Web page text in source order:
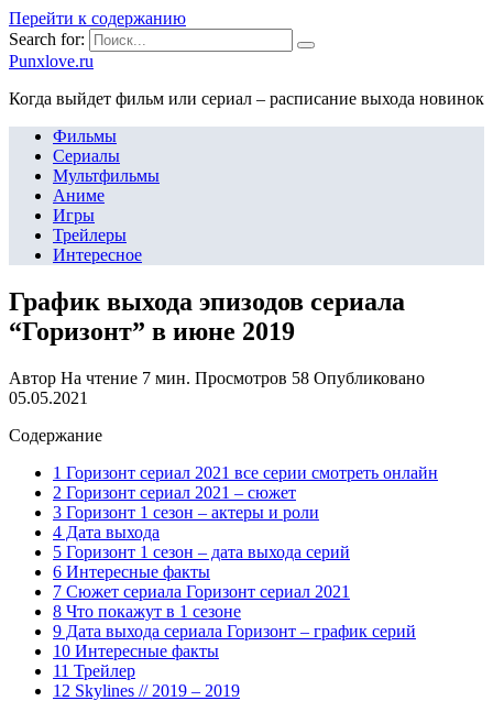
Перейти к содержанию
Search for:
Punxlove.ru
Когда выйдет фильм или сериал – расписание выхода новинок
Фильмы
Сериалы
Мультфильмы
Аниме
Игры
Трейлеры
Интересное
График выхода эпизодов сериала
“Горизонт” в июне 2019
Автор На чтение 7 мин. Просмотров 58 Опубликовано
05.05.2021
Содержание
1 Горизонт сериал 2021 все серии смотреть онлайн
2 Горизонт сериал 2021 – сюжет
3 Горизонт 1 сезон – актеры и роли
4 Дата выхода
5 Горизонт 1 сезон – дата выхода серий
6 Интересные факты
7 Сюжет сериала Горизонт сериал 2021
8 Что покажут в 1 сезоне
9 Дата выхода сериала Горизонт – график серий
10 Интересные факты
11 Трейлер
12 Skylines // 2019 – 2019